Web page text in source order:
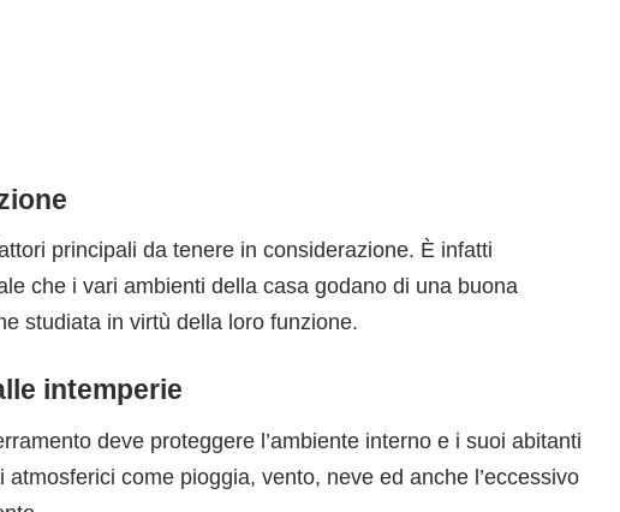
principali da tenere in considerazione. È infatti
che i vari ambienti della casa godano di una buona
studiata in virtù della loro funzione.
intemperie
deve proteggere l’ambiente interno e i suoi abitanti
atmosferici come pioggia, vento, neve ed anche l’eccessivo